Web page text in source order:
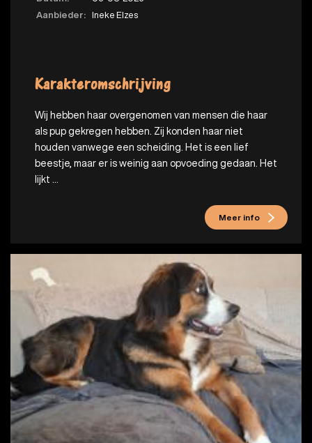
Aanbieder:
Ineke Elzes
Karakteromschrijving
Wij hebben haar overgenomen van mensen die haar
als pup gekregen hebben. Zij konden haar niet
houden vanwege een scheiding. Het is een lief
beestje, maar er is weinig aan opvoeding gedaan. Het
lijkt ...
Meer info